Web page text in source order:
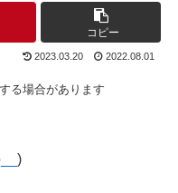
コピー
2023.03.20 2022.08.01
る場合があります
)